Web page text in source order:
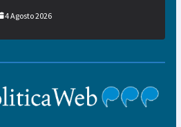
4 Agosto 2026